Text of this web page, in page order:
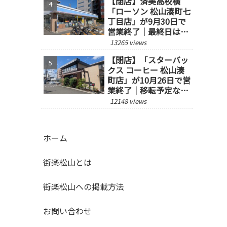
「ローソン 松山湊町七
丁目店」が9月30日で
営業終了｜最終日は14
時閉店
13265 views
【閉店】「スターバッ
クス コーヒー 松山湊
町店」が10月26日で営
業終了｜移転予定な
し、跡地の今後にも注
12148 views
ホーム
街楽松山とは
街楽松山への掲載方法
お問い合わせ